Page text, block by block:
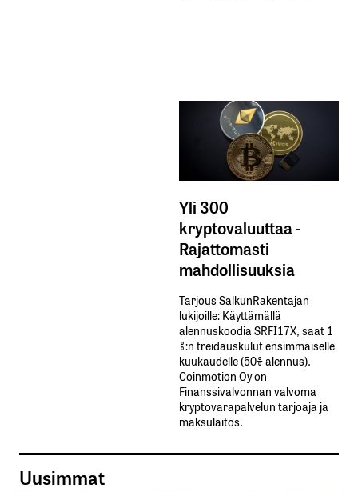
Yli 300
kryptovaluuttaa -
Rajattomasti
mahdollisuuksia
Tarjous SalkunRakentajan
lukijoille: Käyttämällä​ ​
alennuskoodia​ ​SRFI17X,​ ​saat​ ​1
%:n treidauskulut​ ​ensimmäiselle​ ​
kuukaudelle​ ​(50%​ ​alennus).
Coinmotion Oy on
Finanssivalvonnan valvoma
kryptovarapalvelun tarjoaja ja
maksulaitos.
Uusimmat